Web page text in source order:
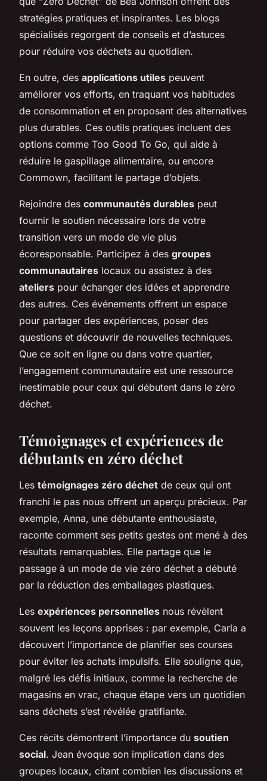
stratégies pratiques et inspirantes. Les blogs
spécialisés regorgent de conseils et d’astuces
pour réduire vos déchets au quotidien.
En outre, des applications utiles peuvent
améliorer vos efforts, en traquant vos habitudes
de consommation et en proposant des alternatives
plus durables. Ces outils pratiques incluent des
options comme Too Good To Go, qui aide à
réduire le gaspillage alimentaire, ou encore
Commown, facilitant le partage d’objets.
Rejoindre des communautés durables peut
fournir le soutien nécessaire lors de votre
transition vers un mode de vie plus
écoresponsable. Participez à des groupes
communautaires locaux ou assistez à des
ateliers pour échanger des idées et apprendre
des autres. Ces événements offrent un espace
pour partager des expériences, poser des
questions et découvrir de nouvelles techniques.
Que ce soit en ligne ou dans votre quartier,
l’engagement communautaire est une ressource
inestimable pour ceux qui débutent dans le zéro
déchet.
Témoignages et expériences de
débutants en zéro déchet
Les témoignages zéro déchet de ceux qui ont
franchi le pas nous offrent un aperçu précieux. Par
exemple, Anna, une débutante enthousiaste,
raconte comment ses petits gestes ont mené à des
résultats remarquables. Elle partage que le
passage à un mode de vie zéro déchet a débuté
par la réduction des emballages plastiques.
Les expériences personnelles nous révèlent
souvent les leçons apprises : par exemple, Carla a
découvert l’importance de planifier ses courses
pour éviter les achats impulsifs. Elle souligne que,
malgré les défis initiaux, comme la recherche de
magasins en vrac, chaque étape vers un quotidien
sans déchets s’est révélée gratifiante.
Ces récits démontrent l’importance du soutien
social. Jean évoque son implication dans des
groupes locaux, citant combien les discussions et